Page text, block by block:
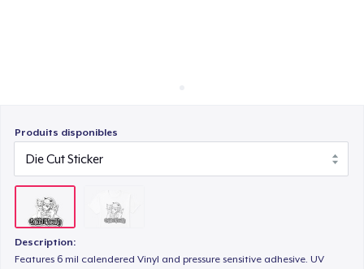
Produits disponibles
Description:
Features 6 mil calendered Vinyl and pressure sensitive adhesive. UV